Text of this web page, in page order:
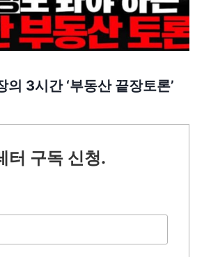
의 3시간 ‘부동산 끝장토론’
터 구독 신청.